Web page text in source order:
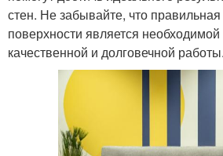
стен. Не забывайте, что правильная
поверхности является
качественной и долговечной работы.